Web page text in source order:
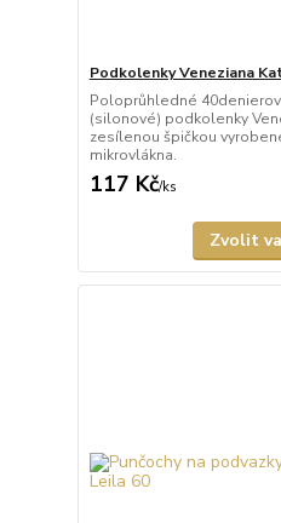
Podkolenky Veneziana
Poloprůhledné
(silonové) podkolenky
zesílenou špičkou
mikrovlákna.
117 Kč/ks
Zvolit